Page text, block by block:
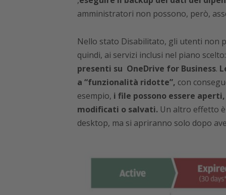
amministratori non possono, però,
Nello stato Disabilitato, gli utenti non
quindi, ai servizi inclusi nel piano scelto:
presenti su OneDrive for Business.
a “funzionalità ridotte”, con
esempio, i file possono essere
modificati o salvati.Un altro effetto è
desktop, ma si apriranno solo dopo